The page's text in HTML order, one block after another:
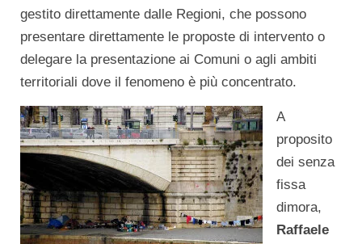
gestito direttamente dalle Regioni, che possono
presentare direttamente le proposte di intervento o
delegare la presentazione ai Comuni o agli ambiti
territoriali dove il fenomeno è più concentrato.
A
proposito
dei senza
fissa
dimora,
Raffaele